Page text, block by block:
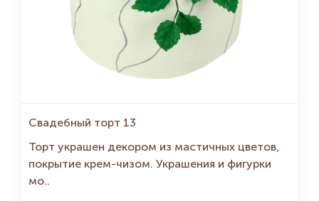
Свадебный торт 13
Торт украшен декором из мастичных цветов,
покрытие крем-чизом. Украшения и фигурки
мо..